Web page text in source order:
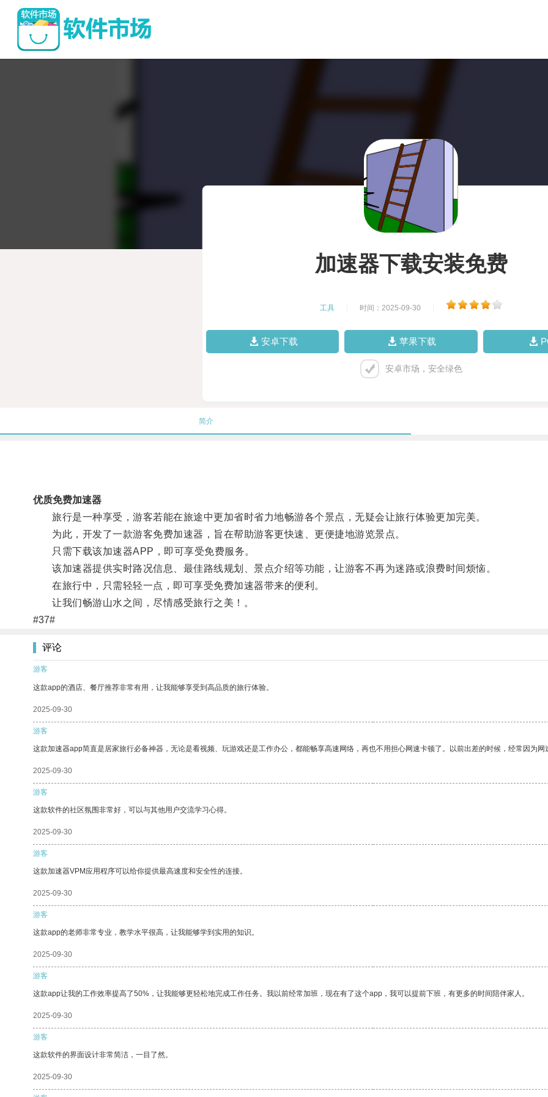
加速器下载安装免费
工具 时间：2025-09-30
安卓下载 苹果下载
安卓市场，安全绿色
简介
优质免费加速器
旅行是一种享受，游客若能在旅途中更加省时省力地畅游各个景点，无疑会让旅行体验更加完美。
为此，开发了一款游客免费加速器，旨在帮助游客更快速、更便捷地游览景点。
只需下载该加速器APP，即可享受免费服务。
该加速器提供实时路况信息、最佳路线规划、景点介绍等功能，让游客不再为迷路或浪费时间烦恼。
在旅行中，只需轻轻一点，即可享受免费加速器带来的便利。
让我们畅游山水之间，尽情感受旅行之美！。
#37#
评论
游客
这款app的酒店、餐厅推荐非常有用，让我能够享受到高品质的旅行体验。
2025-09-30
游客
这款加速器app简直是居家旅行必备神器，无论是看视频、玩游戏还是工作办公，都能畅享高速网络，再也不用担心网速卡顿了。以前出差的时候，经常因为
2025-09-30
游客
这款软件的社区氛围非常好，可以与其他用户交流学习心得。
2025-09-30
游客
这款加速器VPM应用程序可以给你提供最高速度和安全性的连接。
2025-09-30
游客
这款app的老师非常专业，教学水平很高，让我能够学到实用的知识。
2025-09-30
游客
这款app让我的工作效率提高了50%，让我能够更轻松地完成工作任务。我以前经常加班，现在有了这个app，我可以提前下班，有更多的时间陪伴家人。
2025-09-30
游客
这款软件的界面设计非常简洁，一目了然。
2025-09-30